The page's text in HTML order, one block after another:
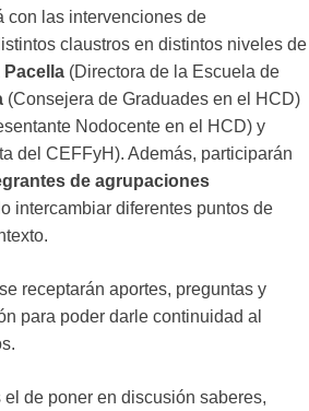
con las intervenciones de
claustros en distintos niveles de
Pacella (Directora de la Escuela de
(Consejera de Graduades en el HCD)
Nodocente en el HCD) y
del CEFFyH). Además, participarán
de agrupaciones
intercambiar diferentes puntos de
receptarán aportes, preguntas y
para poder darle continuidad al
de poner en discusión saberes,